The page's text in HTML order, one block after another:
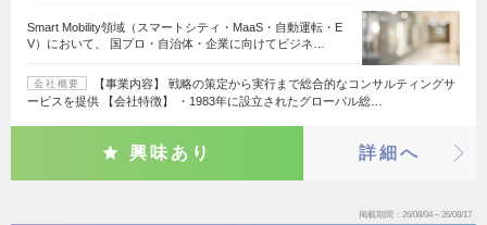
Smart Mobility領域（スマートシティ・MaaS・自動運転・E
V）において、 国プロ・自治体・企業に向けてビジネ…
会社概要
【事業内容】 戦略の策定から実行まで総合的なコンサルティングサ
ービスを提供 【会社特徴】 ・1983年に設立されたグローバル総…
興味あり 詳細へ
掲載期間 26/08/04～26/08/17